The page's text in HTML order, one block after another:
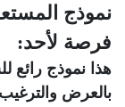
نموذج
فرصة لأحد:
هذا نموذج رائع
بالعرض والترغيب